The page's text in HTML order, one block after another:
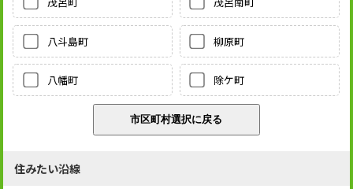
八斗島町 柳原町
八幡町 除ケ町
住みたい沿線